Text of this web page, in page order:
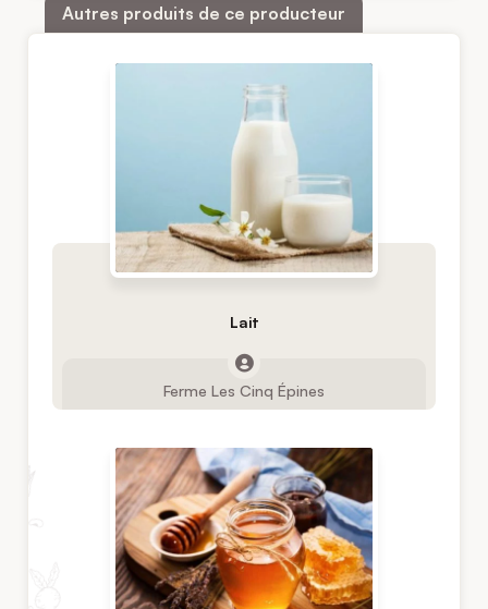
Autres produits de ce producteur
Lait
Ferme Les Cinq Épines